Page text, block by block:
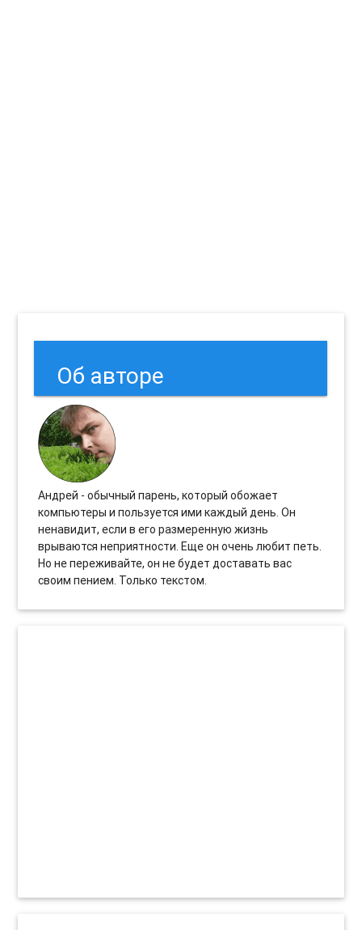
Об авторе
Андрей - обычный парень, который обожает
компьютеры и пользуется ими каждый день. Он
ненавидит, если в его размеренную жизнь
врываются неприятности. Еще он очень любит петь.
Но не переживайте, он не будет доставать вас
своим пением. Только текстом.